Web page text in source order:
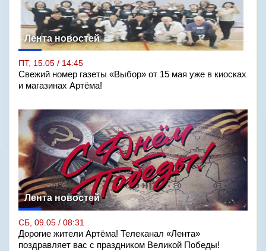
Лента новостей
ПТ, 15.05 / 14:45
Свежий номер газеты «Выбор» от 15 мая уже в киосках
и магазинах Артёма!
Лента новостей
СБ, 09.05 / 08:31
Дорогие жители Артёма! Телеканал «Лента»
поздравляет вас с праздником Великой Победы!